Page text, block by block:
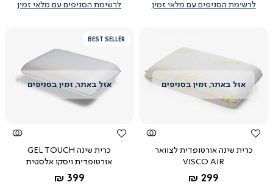
לרשימת הסניפים עם מלאי זמין
לרשימת הסניפים עם מלאי זמין
צפייה
מהירה
כרית שינה אורטופדית לצוואר
VISCO AIR
החל מ-
299 ₪
BEST SELLER
צפייה
מהירה
כרית שינה GEL TOUCH
אורטופדית ויסקו אלסטית
החל מ-
399 ₪